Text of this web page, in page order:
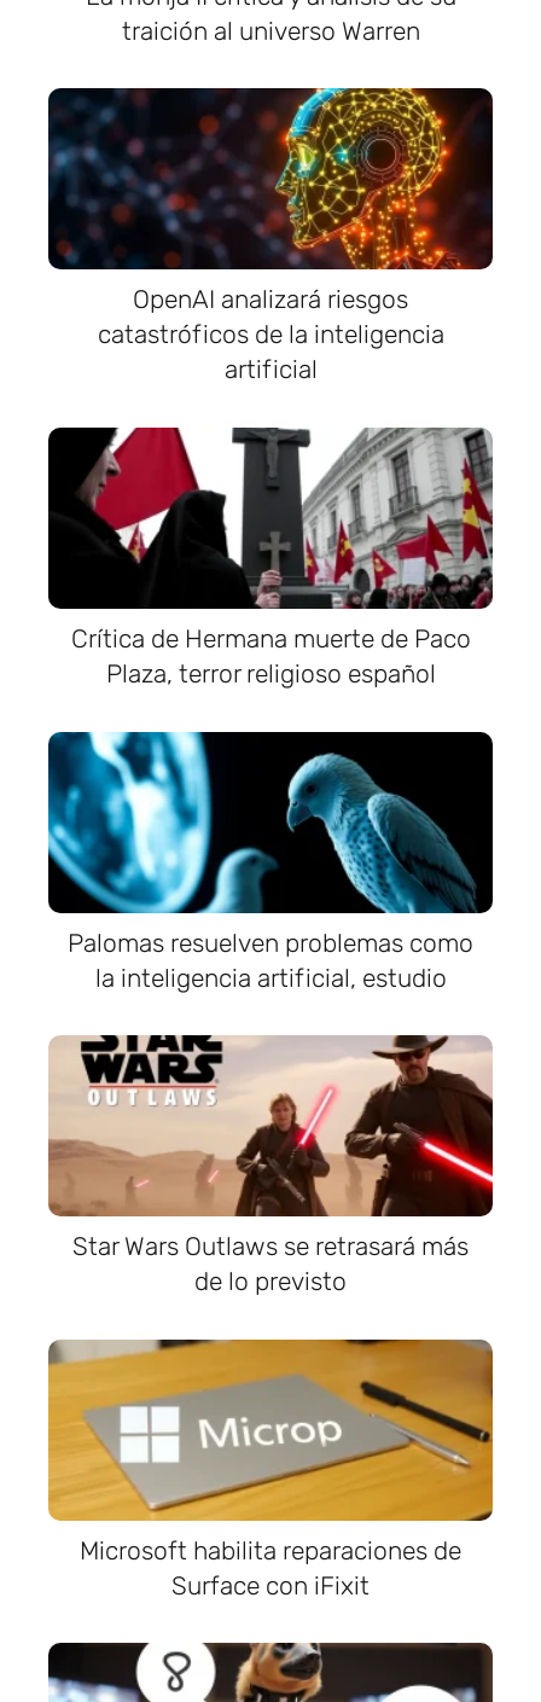
traición al universo Warren
OpenAI analizará riesgos
catastróficos de la inteligencia
artificial
Crítica de Hermana muerte de Paco
Plaza, terror religioso español
Palomas resuelven problemas como
la inteligencia artificial, estudio
Star Wars Outlaws se retrasará más
de lo previsto
Microsoft habilita reparaciones de
Surface con iFixit